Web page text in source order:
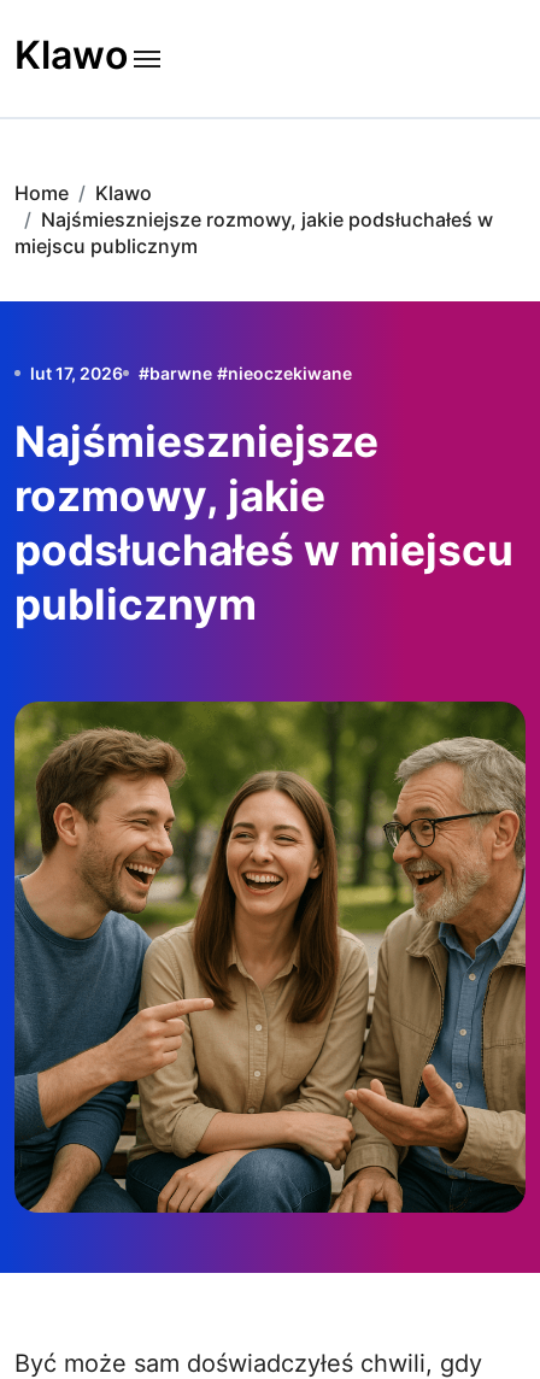
to
content
Klawo
Home
Klawo
Najśmieszniejsze rozmowy, jakie podsłuchałeś w
miejscu publicznym
lut 17, 2026 #barwne #nieoczekiwane
Najśmieszniejsze
rozmowy, jakie
podsłuchałeś w miejscu
publicznym
Być może sam doświadczyłeś chwili, gdy